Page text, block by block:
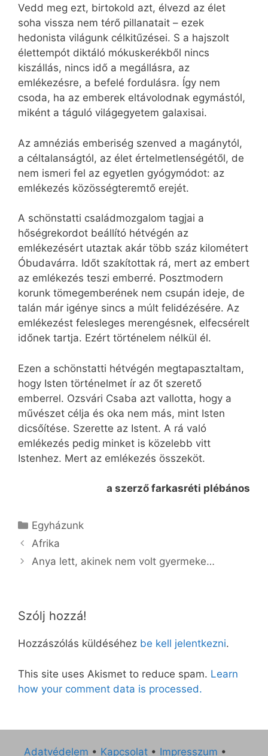
Vedd meg ezt, birtokold azt, élvezd az élet
soha vissza nem térő pillanatait – ezek
hedonista világunk célkitűzései. S a hajszolt
élettempót diktáló mókuskerékből nincs
kiszállás, nincs idő a megállásra, az
emlékezésre, a befelé fordulásra. Így nem
csoda, ha az emberek eltávolodnak egymástól,
miként a táguló világegyetem galaxisai.
Az amnéziás emberiség szenved a magánytól,
a céltalanságtól, az élet értelmetlenségétől, de
nem ismeri fel az egyetlen gyógymódot: az
emlékezés közösségteremtő erejét.
A schönstatti családmozgalom tagjai a
hőségrekordot beállító hétvégén az
emlékezésért utaztak akár több száz kilométert
Óbudavárra. Időt szakítottak rá, mert az embert
az emlékezés teszi emberré. Posztmodern
korunk tömegemberének nem csupán ideje, de
talán már igénye sincs a múlt felidézésére. Az
emlékezést felesleges merengésnek, elfecsérelt
időnek tartja. Ezért történelem nélkül él.
Ezen a schönstatti hétvégén megtapasztaltam,
hogy Isten történelmet ír az őt szerető
emberrel. Ozsvári Csaba azt vallotta, hogy a
művészet célja és oka nem más, mint Isten
dicsőítése. Szerette az Istent. A rá való
emlékezés pedig minket is közelebb vitt
Istenhez. Mert az emlékezés összeköt.
a szerző farkasréti plébános
Kategória
Egyházunk
Afrika
Anya lett, akinek nem volt gyermeke…
Szólj hozzá!
Hozzászólás küldéséhez be kell jelentkezni.
This site uses Akismet to reduce spam. Learn
how your comment data is processed.
Adatvédelem • Kapcsolat • Impresszum •